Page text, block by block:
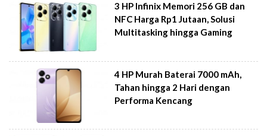
3 HP Infinix Memori 256 GB dan
NFC Harga Rp1 Jutaan, Solusi
Multitasking hingga Gaming
4 HP Murah Baterai 7000 mAh,
Tahan hingga 2 Hari dengan
Performa Kencang